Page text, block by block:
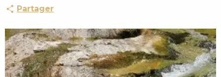
n
p
r
i
n
Partager